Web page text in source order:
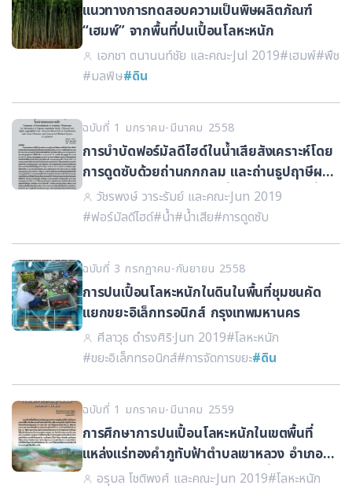
แนวทางการทดสอบความเป็นพิษผลิตภัณฑ์
“เฮมพ์” จากพื้นที่ปนเปื้อนโลหะหนัก
เอกชา ตนานนท์ชัย และคณะ·Jul 2019#เฮมพ์#พืช
#มลพิษ#ดิน
ฉบับที่ 1 มกราคม-มีนาคม 2558
การบำบัดฟอร์มัลดีไฮด์ในน้ำเสียสังเคราะห์โดย
การดูดซับด้วยถ่านกกกลม และถ่านธูปฤาษีผสม
ดินร่วมกับระบบหญ้ากรองน้ำเสียและระบบพื้นที่
ชุ่มน้ำเทียมในหน่วยทดลองขนาดเล็ก
วัชรพงษ์ วาระรัมย์ และคณะ·Jun 2019
#ฟอร์มัลดีไฮด์#น้ำ#น้ำเสีย#การดูดซับ
ฉบับที่ 3 กรกฏาคม-กันยายน 2558
การปนเปื้อนโลหะหนักในดินในพื้นที่ชุมชนคัด
แยกขยะอิเล็กทรอนิกส์ กรุงเทพมหานคร
ศีลาวุธ ดำรงศิริ·Jun 2019#โลหะหนัก
#ขยะอิเล็กทรอนิกส์#การจัดการขยะ#ดิน
ฉบับที่ 1 มกราคม-มีนาคม 2559
การศึกษาการปนเปื้อนโลหะหนักในเขตพื้นที่
แหล่งแร่ทองคำภูทับฟ้าตำบลเขาหลวง อำเภอ
วังสะพุง จังหวัดเลย กรณีศึกษา : น้ำใต้ดิน
อรุบล โชติพงศ์ และคณะ·Jun 2019#โลหะหนัก